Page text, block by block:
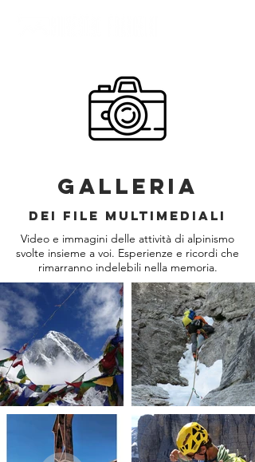
GALLERIA
DEI FILE MULTIMEDIALI
Video e immagini delle attività di alpinismo
svolte insieme a voi. Esperienze e ricordi che
rimarranno indelebili nella memoria.